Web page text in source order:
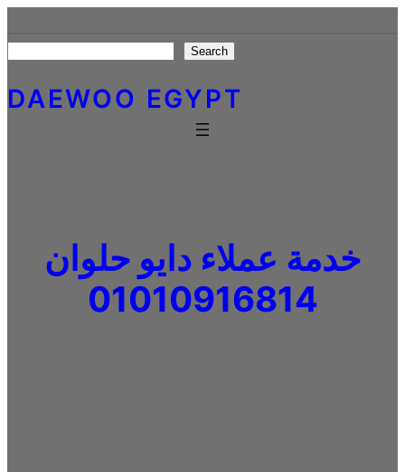
to
content
Search
DAEWOO EGYPT
خدمة عملاء دايو حلوان
01010916814